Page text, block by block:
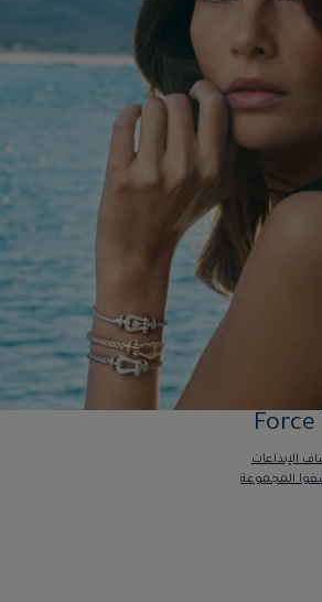
Force
الإبداعات
المجموعة